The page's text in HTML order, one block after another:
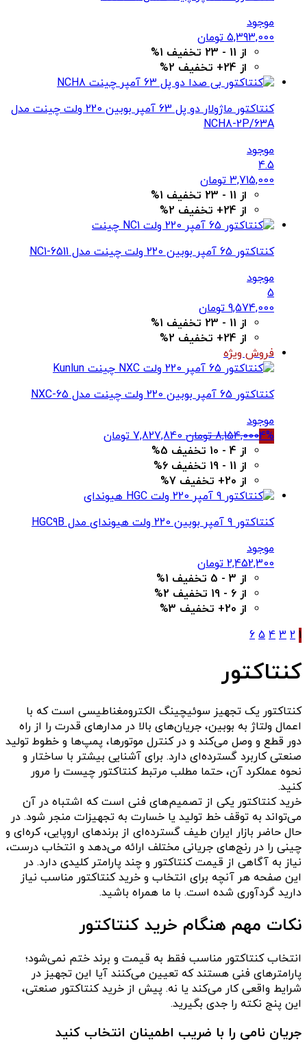
موجود
5,393,000 تومان
از 11 - 23 تخفیف 1%
از 24+ تخفیف 2%
کنتاکتور ماژولار دو پل 63 آمپر بوبین 220 ولت چینت مدل
NCH8-2P/63A
موجود
4.5
3,715,000 تومان
از 11 - 23 تخفیف 1%
از 24+ تخفیف 2%
کنتاکتور 65 آمپر بوبین 220 ولت چینت مدل NC1-6511
موجود
5
9,574,000 تومان
از 11 - 23 تخفیف 1%
از 24+ تخفیف 2%
فروش ویژه
کنتاکتور 65 آمپر بوبین 220 ولت چینت مدل NXC-65
موجود
4%
8,154,000 تومان قیمت
اصلی
بود.
7,827,840 تومانقیمت
از 4 - 10 تخفیف 5%
از 11 - 19 تخفیف 6%
از 20+ تخفیف 7%
کنتاکتور 9 آمپر بوبین 220 ولت هیوندای مدل HGC9B
موجود
2,452,300 تومان
از 3 - 5 تخفیف 1%
از 6 - 19 تخفیف 2%
از 20+ تخفیف 3%
1
2
3
4
5
6
کنتاکتور
کنتاکتور یک تجهیز سوئیچینگ الکترومغناطیسی است که با
اعمال ولتاژ به بوبین، جریان‌های بالا در مدارهای قدرت را از راه
دور قطع و وصل می‌کند و در کنترل موتورها، پمپ‌ها و خطوط تولید
صنعتی کاربرد گسترده‌ای دارد. برای آشنایی بیشتر با ساختار و
نحوه عملکرد آن، حتما مطلب مرتبط کنتاکتور چیست را مرور
کنید.
خرید کنتاکتور یکی از تصمیم‌های فنی است که اشتباه در آن
می‌تواند به توقف خط تولید یا خسارت به تجهیزات منجر شود. در
حال حاضر بازار ایران طیف گسترده‌ای از برندهای اروپایی، کره‌ای و
چینی را در رنج‌های جریانی مختلف ارائه می‌دهد و انتخاب درست،
نیاز به آگاهی از قیمت کنتاکتور و چند پارامتر کلیدی دارد. در
این صفحه هر آنچه برای انتخاب و خرید کنتاکتور مناسب نیاز
دارید گردآوری شده است. با ما همراه باشید.
نکات مهم هنگام خرید کنتاکتور
انتخاب کنتاکتور مناسب فقط به قیمت و برند ختم نمی‌شود؛
پارامترهای فنی هستند که تعیین می‌کنند آیا این تجهیز در
شرایط واقعی کار می‌کند یا نه. پیش از خرید کنتاکتور صنعتی،
این پنج نکته را جدی بگیرید.
جریان نامی را با ضریب اطمینان انتخاب کنید